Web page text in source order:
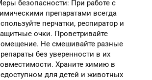
безопасности: При работе с
препаратами всегда
перчатки, респиратор и
очки. Проветривайте
Не смешивайте разные
без уверенности в их
Храните химию в
для детей и животных